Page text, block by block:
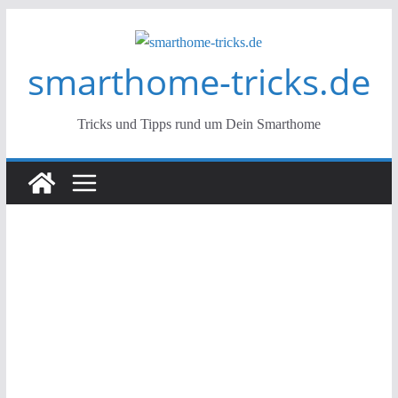
smarthome-tricks.de
Tricks und Tipps rund um Dein Smarthome